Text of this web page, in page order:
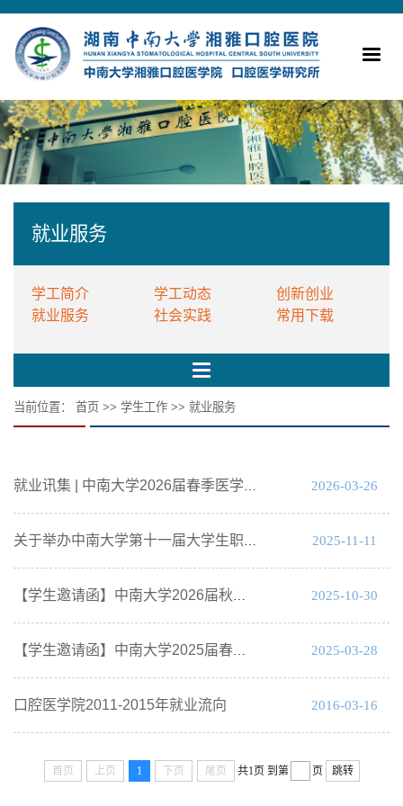
就业服务
学工简介 学工动态
创新创业
就业服务
社会实践 常用下载
当前位置： 首页 >> 学生工作 >> 就业服务
就业讯集 | 中南大学2026届春季医学行业专场毕业生供需见面会邀请函 2026-03-26
关于举办中南大学第十一届大学生职业规划大赛湘雅口腔医学院选拔赛的通知 2025-11-11
【学生邀请函】中南大学2026届秋季医学行业专场毕业生供需见面会邀请函 2025-10-30
【学生邀请函】中南大学2025届春季医学行业专场毕业生供需见面会 2025-03-28
口腔医学院2011-2015年就业流向 2016-03-16
首页 上页 1 下页 尾页 共1页 到第 页 跳转